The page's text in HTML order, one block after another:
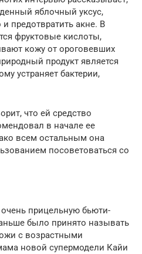
яблочный уксус,
предотвратить акне. В
фруктовые кислоты,
кожу от ороговевших
продукт является
устраняет бактерии,
что ей средство
в начале ее
всем остальным она
посоветоваться со
прицельную бьюти-
было принято называть
с возрастными
новой супермодели Кайи